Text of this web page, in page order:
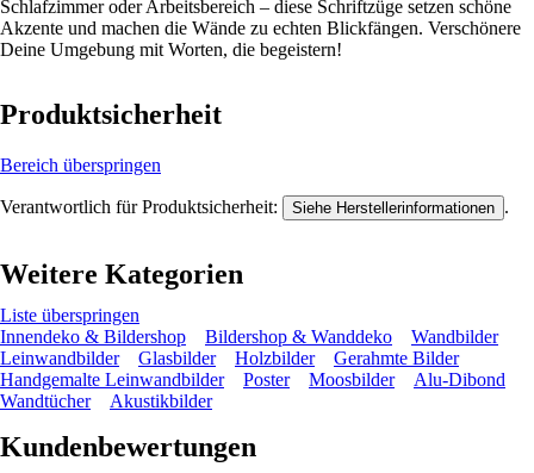
Schlafzimmer oder Arbeitsbereich – diese Schriftzüge setzen schöne
Akzente und machen die Wände zu echten Blickfängen. Verschönere
Deine Umgebung mit Worten, die begeistern!
Produktsicherheit
Bereich überspringen
Verantwortlich für Produktsicherheit: Siehe Herstellerinformationen .
Weitere Kategorien
Liste überspringen
Innendeko & Bildershop
Bildershop & Wanddeko
Wandbilder
Leinwandbilder
Glasbilder Holzbilder
Gerahmte Bilder
Handgemalte Leinwandbilder
Poster Moosbilder
Alu-Dibond
Wandtücher
Akustikbilder
Kundenbewertungen